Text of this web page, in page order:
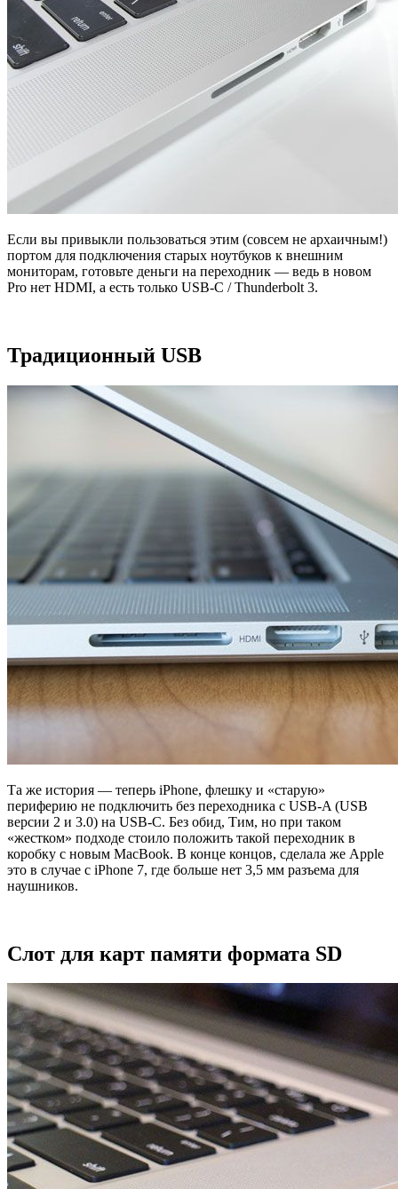
Если вы привыкли пользоваться этим (совсем не архаичным!)
портом для подключения старых ноутбуков к внешним
мониторам, готовьте деньги на переходник — ведь в новом
Pro нет HDMI, а есть только USB-C / Thunderbolt 3.
Традиционный USB
Та же история — теперь iPhone, флешку и «старую»
периферию не подключить без переходника с USB-A (USB
версии 2 и 3.0) на USB-C. Без обид, Тим, но при таком
«жестком» подходе стоило положить такой переходник в
коробку с новым MacBook. В конце концов, сделала же Apple
это в случае с iPhone 7, где больше нет 3,5 мм разъема для
наушников.
Слот для карт памяти формата SD